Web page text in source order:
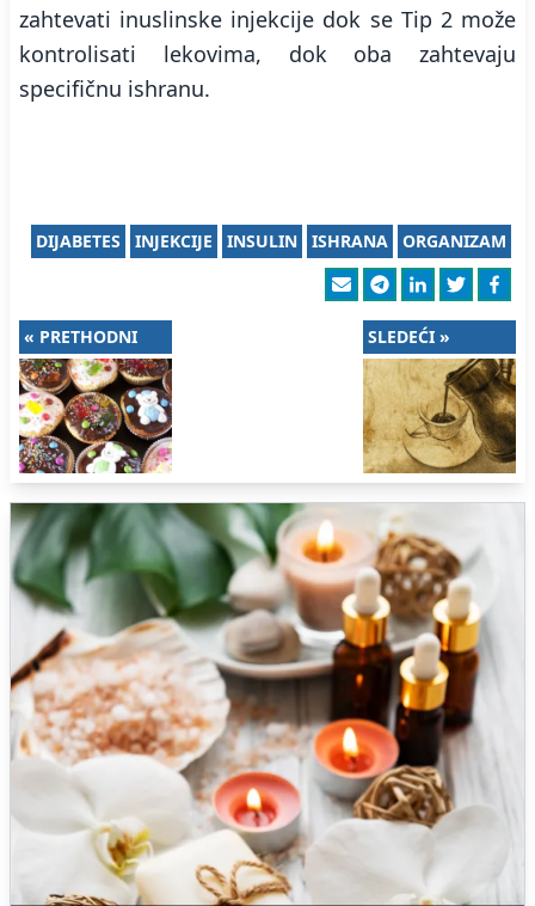
zahtevati inuslinske injekcije dok se Tip 2 može
kontrolisati lekovima, dok oba zahtevaju
specifičnu ishranu.
ORGANIZAM
ISHRANA
INSULIN
INJEKCIJE
DIJABETES
« PRETHODNI SLEDEĆI »